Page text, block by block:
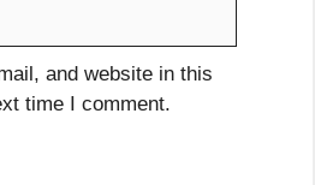
and website in this
time I comment.